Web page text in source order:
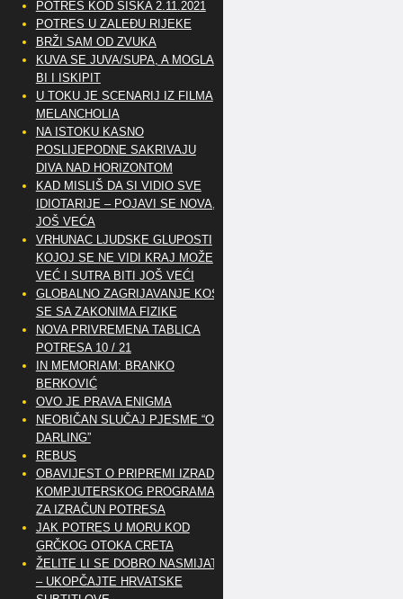
POTRES KOD SISKA 2.11.2021
POTRES U ZALEĐU RIJEKE
BRŽI SAM OD ZVUKA
KUVA SE JUVA/SUPA, A MOGLA
BI I ISKIPIT
U TOKU JE SCENARIJ IZ FILMA
MELANCHOLIA
NA ISTOKU KASNO
POSLIJEPODNE SAKRIVAJU
DIVA NAD HORIZONTOM
KAD MISLIŠ DA SI VIDIO SVE
IDIOTARIJE – POJAVI SE NOVA,..
JOŠ VEĆA
VRHUNAC LJUDSKE GLUPOSTI
KOJOJ SE NE VIDI KRAJ MOŽE
VEĆ I SUTRA BITI JOŠ VEĆI
GLOBALNO ZAGRIJAVANJE KOSI
SE SA ZAKONIMA FIZIKE
NOVA PRIVREMENA TABLICA
POTRESA 10 / 21
IN MEMORIAM: BRANKO
BERKOVIĆ
OVO JE PRAVA ENIGMA
NEOBIČAN SLUČAJ PJESME “OH
DARLING”
REBUS
OBAVIJEST O PRIPREMI IZRADE
KOMPJUTERSKOG PROGRAMA
ZA IZRAČUN POTRESA
JAK POTRES U MORU KOD
GRČKOG OTOKA CRETA
ŽELITE LI SE DOBRO NASMIJATI
– UKOPČAJTE HRVATSKE